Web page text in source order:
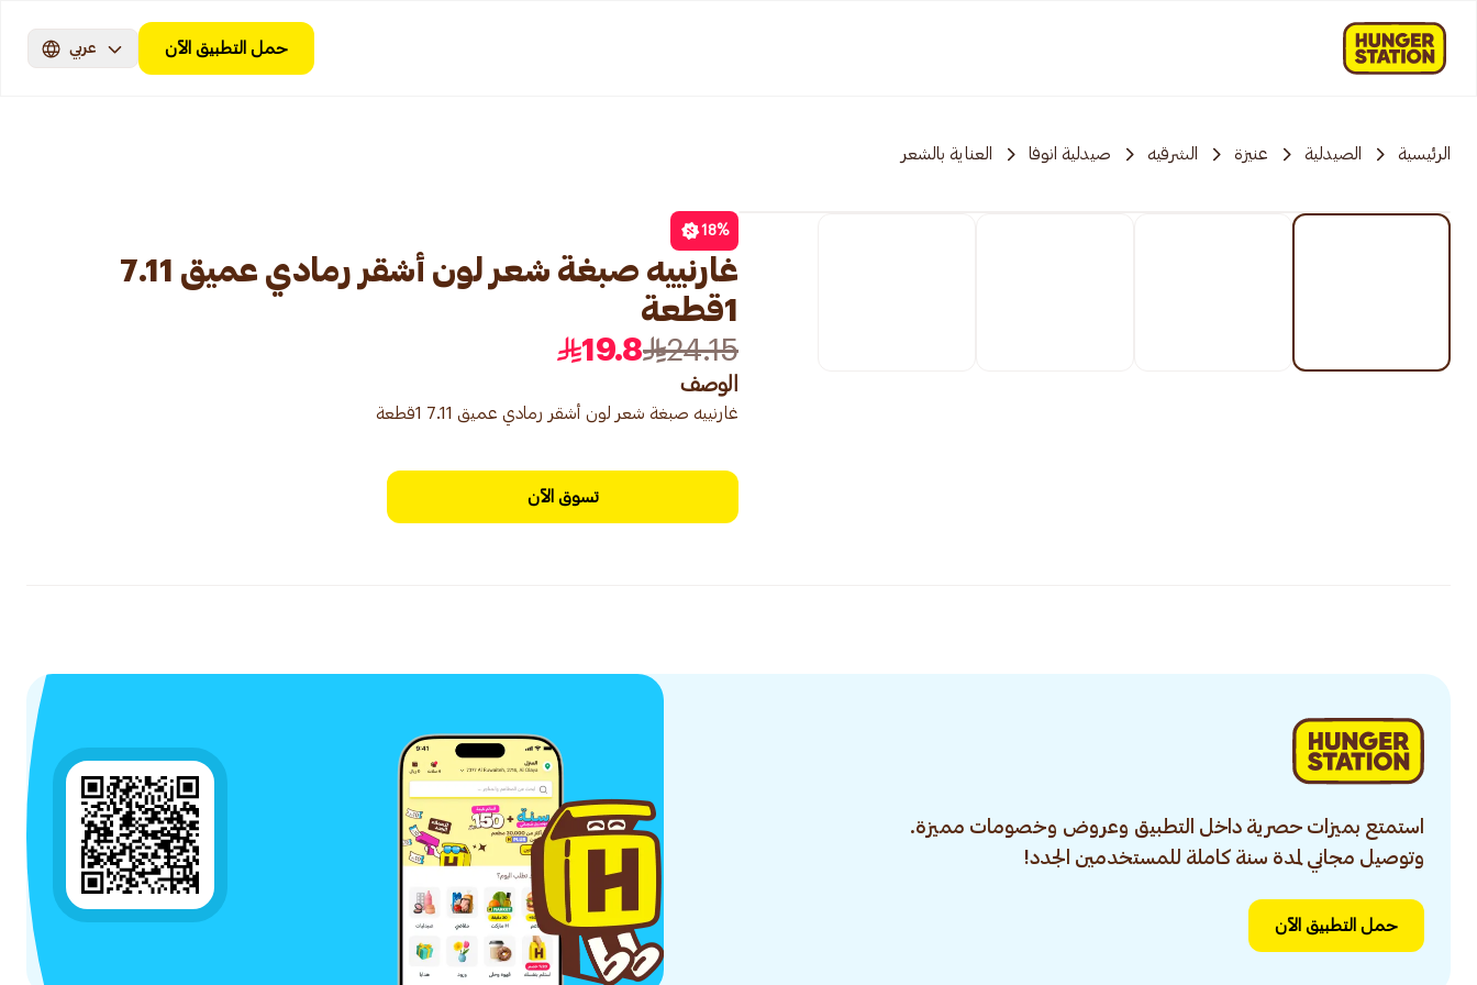
حمل التطبيق الآن عربي
الرئيسية الصيدلية عنيزة الشرقیه صيدلية انوفا العناية بالشعر
18%
غارنييه صبغة شعر لون أشقر رمادي عميق 7.11
1قطعة
24.15
19.8
الوصف
غارنييه صبغة شعر لون أشقر رمادي عميق 7.11 1قطعة
تسوق الآن
استمتع بميزات حصرية داخل التطبيق وعروض وخصومات مميزة.
وتوصيل مجاني لمدة سنة كاملة للمستخدمين الجدد!
حمل التطبيق الآن